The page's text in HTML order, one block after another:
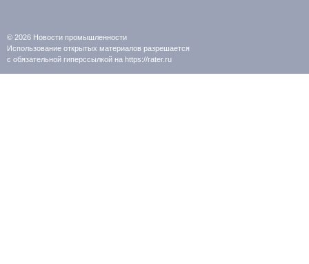
© 2026 Новости промышленности
Использование открытых материалов разрешается
с обязательной гиперссылкой на https://rater.ru